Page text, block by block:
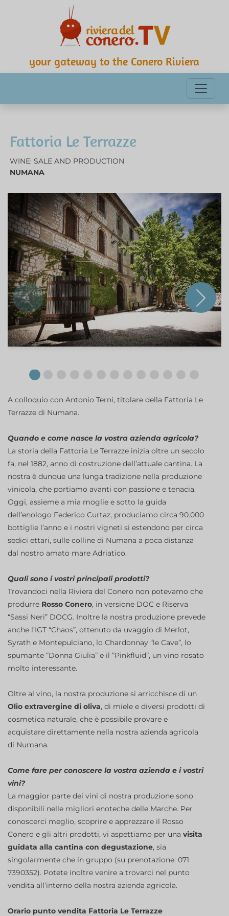
your gateway to the Conero Riviera
Fattoria Le Terrazze
WINE: SALE AND PRODUCTION
NUMANA
A colloquio con Antonio Terni, titolare della Fattoria Le
Terrazze di Numana.
Quando e come nasce la vostra azienda agricola?
La storia della Fattoria Le Terrazze inizia oltre un secolo
fa, nel 1882, anno di costruzione dell’attuale cantina. La
nostra è dunque una lunga tradizione nella produzione
vinicola, che portiamo avanti con passione e tenacia.
Oggi, assieme a mia moglie e sotto la guida
dell’enologo Federico Curtaz, produciamo circa 90.000
bottiglie l’anno e i nostri vigneti si estendono per circa
sedici ettari, sulle colline di Numana a poca distanza
dal nostro amato mare Adriatico.
Quali sono i vostri principali prodotti?
Trovandoci nella Riviera del Conero non potevamo che
produrre Rosso Conero, in versione DOC e Riserva
“Sassi Neri” DOCG. Inoltre la nostra produzione prevede
anche l’IGT “Chaos”, ottenuto da uvaggio di Merlot,
Syrath e Montepulciano, lo Chardonnay “le Cave”, lo
spumante “Donna Giulia” e il “Pinkfluid”, un vino rosato
molto interessante.
Oltre al vino, la nostra produzione si arricchisce di un
Olio extravergine di oliva, di miele e diversi prodotti di
cosmetica naturale, che è possibile provare e
acquistare direttamente nella nostra azienda agricola
di Numana.
Come fare per conoscere la vostra azienda e i vostri
vini?
La maggior parte dei vini di nostra produzione sono
disponibili nelle migliori enoteche delle Marche. Per
conoscerci meglio, scoprire e apprezzare il Rosso
Conero e gli altri prodotti, vi aspettiamo per una visita
guidata alla cantina con degustazione, sia
singolarmente che in gruppo (su prenotazione: 071
7390352). Potete inoltre venire a trovarci nel punto
vendita all’interno della nostra azienda agricola.
Orario punto vendita Fattoria Le Terrazze